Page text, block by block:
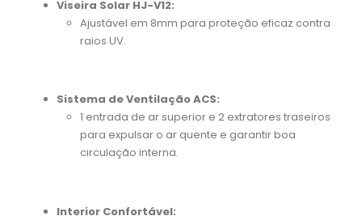
Viseira Solar HJ-V12:
Ajustável em 8mm para proteção eficaz contra
raios UV.
Sistema de Ventilação ACS:
1 entrada de ar superior e 2 extratores traseiros
para expulsar o ar quente e garantir boa
circulação interna.
Interior Confortável: